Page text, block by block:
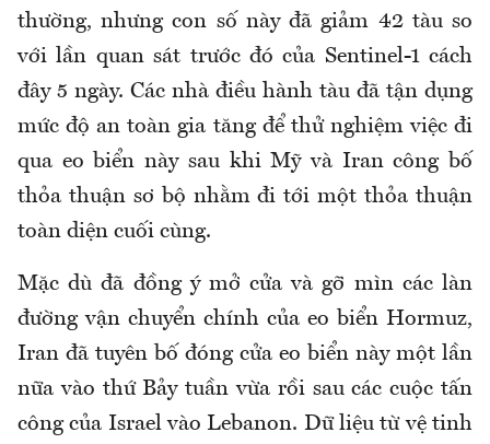
thường, nhưng con số này đã giảm 42 tàu so
với lần quan sát trước đó của Sentinel-1 cách
đây 5 ngày. Các nhà điều hành tàu đã tận dụng
mức độ an toàn gia tăng để thử nghiệm việc đi
qua eo biển này sau khi Mỹ và Iran công bố
thỏa thuận sơ bộ nhằm đi tới một thỏa thuận
toàn diện cuối cùng.
Mặc dù đã đồng ý mở cửa và gỡ mìn các làn
đường vận chuyển chính của eo biển Hormuz,
Iran đã tuyên bố đóng cửa eo biển này một lần
nữa vào thứ Bảy tuần vừa rồi sau các cuộc tấn
công của Israel vào Lebanon. Dữ liệu từ vệ tinh